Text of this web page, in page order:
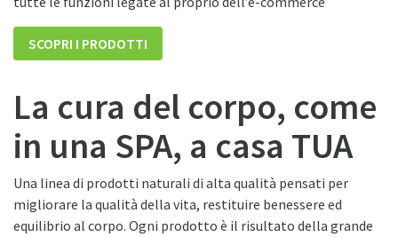
La cura del corpo, come
in una SPA, a casa TUA
Una linea di prodotti naturali di alta qualità pensati per
migliorare la qualità della vita, restituire benessere ed
equilibrio al corpo. Ogni prodotto è il risultato della grande
SCOPRI I PRODOTTI